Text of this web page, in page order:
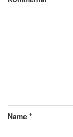
Name *